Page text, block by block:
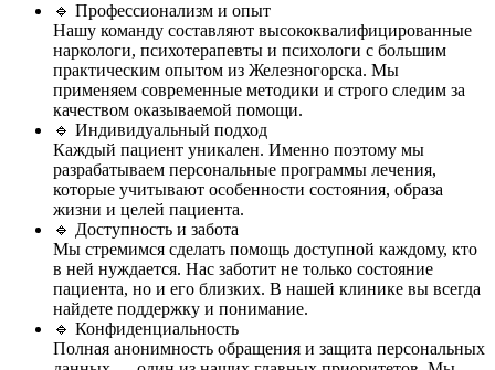
🔹 Профессионализм и опыт
Нашу команду составляют высококвалифицированные
наркологи, психотерапевты и психологи с большим
практическим опытом из Железногорска. Мы
применяем современные методики и строго следим за
качеством оказываемой помощи.
🔹 Индивидуальный подход
Каждый пациент уникален. Именно поэтому мы
разрабатываем персональные программы лечения,
которые учитывают особенности состояния, образа
жизни и целей пациента.
🔹 Доступность и забота
Мы стремимся сделать помощь доступной каждому, кто
в ней нуждается. Нас заботит не только состояние
пациента, но и его близких. В нашей клинике вы всегда
найдете поддержку и понимание.
🔹 Конфиденциальность
Полная анонимность обращения и защита персональных